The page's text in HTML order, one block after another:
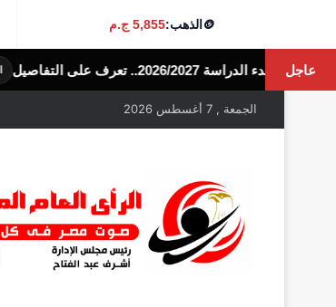
🪙الذهب:5,855 ج.م
عاجل الرأى العام المصرى
الجمعة , 7 أغسطس 2026